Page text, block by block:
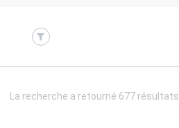
La recherche a retourné 677 résultats